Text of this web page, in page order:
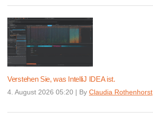
Verstehen Sie, was IntelliJ IDEA ist.
4. August 2026 05:20 | By Claudia Rothenhorst